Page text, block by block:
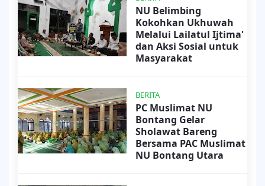
NU Belimbing
Kokohkan Ukhuwah
Melalui Lailatul Ijtima'
dan Aksi Sosial untuk
Masyarakat
BERITA
PC Muslimat NU
Bontang Gelar
Sholawat Bareng
Bersama PAC Muslimat
NU Bontang Utara